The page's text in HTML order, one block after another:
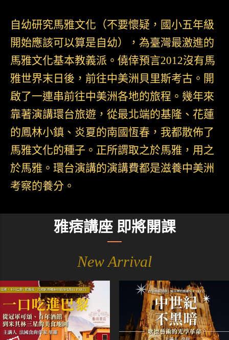
自幼研究馬雅文化（不要懷疑，國小五年級
開始應該可以算是自幼），為臺灣最激進的
馬雅文化基本教義派。僥倖預言2012沒有馬
雅世界末日後，前往中美洲貝里斯考古。開
啟了一連串前往中美洲各地的旅程。幾年來
靠著演講環台旅遊，從最北端的基隆、花蓮
的鳳林小鎮、炎夏的南國恆春，我都散佈了
馬雅文化的種子。正所謂取之於馬雅，用之
於馬雅。環台演講的演講費都是滋養中美洲
考察的養分。
雅痞講座 即將開課
New Arrival